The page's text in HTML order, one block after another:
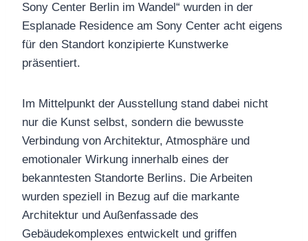
Sony Center Berlin im Wandel“ wurden in der
Esplanade Residence am Sony Center acht eigens
für den Standort konzipierte Kunstwerke
präsentiert.
Im Mittelpunkt der Ausstellung stand dabei nicht
nur die Kunst selbst, sondern die bewusste
Verbindung von Architektur, Atmosphäre und
emotionaler Wirkung innerhalb eines der
bekanntesten Standorte Berlins. Die Arbeiten
wurden speziell in Bezug auf die markante
Architektur und Außenfassade des
Gebäudekomplexes entwickelt und griffen